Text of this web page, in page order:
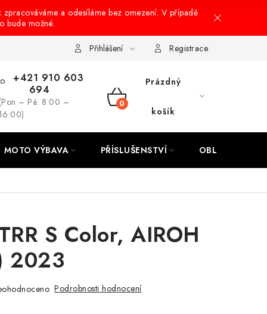
a odesíláme bez omezení. V případě
bude možné.
osobních údajů Návody na montáž
Přihlášení Registrace
+421 910 603
694
– Pá: 8:00 –
NÁKUPNÍ
Prázdný
košík
MOTO VÝBAVA PŘÍSLUŠENSTVÍ OBLEČENÍ
S Color, AIROH
2023
Podrobnosti hodnocení